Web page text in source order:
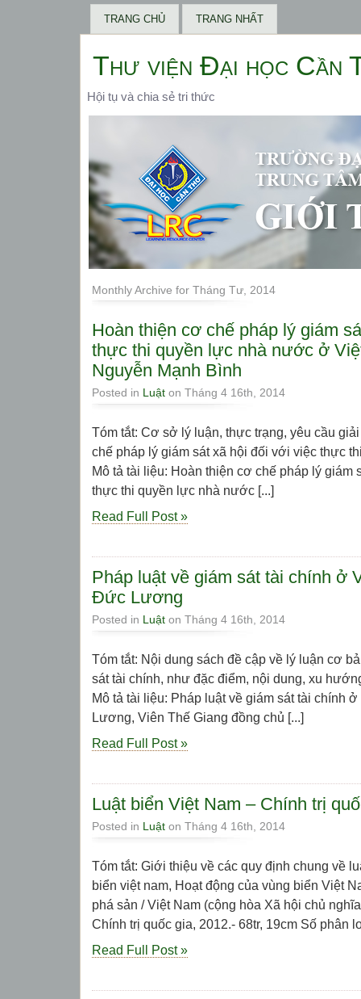
TRANG CHỦ TRANG NHẤT
Thư viện Đại học Cần
Hội tụ và chia sẻ tri thức
Monthly Archive for Tháng Tư, 2014
Hoàn thiện cơ chế pháp lý giám
thực thi quyền lực nhà nước ở
Nguyễn Mạnh Bình
Posted in Luật on Tháng 4 16th, 2014
Tóm tắt: Cơ sở lý luận, thực trạng, yêu cầu
chế pháp lý giám sát xã hội đối với việc thực
Mô tả tài liệu: Hoàn thiện cơ chế pháp lý giám
thực thi quyền lực nhà nước [...]
Read Full Post »
Pháp luật về giám sát tài chính ở
Đức Lương
Posted in Luật on Tháng 4 16th, 2014
Tóm tắt: Nội dung sách đề cập về lý luận cơ
sát tài chính, như đặc điểm, nội dung, xu
Mô tả tài liệu: Pháp luật về giám sát tài chính
Lương, Viên Thế Giang đồng chủ [...]
Read Full Post »
Luật biển Việt Nam – Chính trị
Posted in Luật on Tháng 4 16th, 2014
Tóm tắt: Giới thiệu về các quy định chung về
biển việt nam, Hoạt động của vùng biển Việt
phá sản / Việt Nam (cộng hòa Xã hội chủ
Chính trị quốc gia, 2012.- 68tr, 19cm Số phân
Read Full Post »